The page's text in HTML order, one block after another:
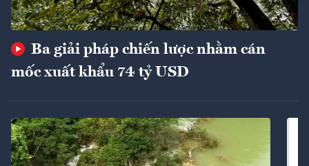
Ba giải pháp chiến lược nhằm cán
mốc xuất khẩu 74 tỷ USD